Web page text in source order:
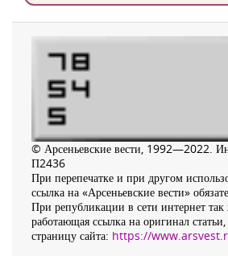
© Арсеньевские вести, 1992—2022.
П2436
При перепечатке и при другом
ссылка на «Арсеньевские вести»
При републикации в сети интернет так
работающая ссылка на оригинал
страницу сайта: https://